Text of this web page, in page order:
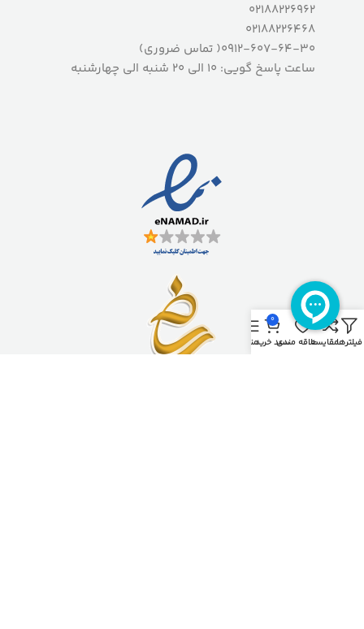
02188226962
02188226468
0912-607-64-30( تماس ضروری)
ساعت پاسخ گویی: 10 الی 20 شنبه الی چهارشنبه
فیلترهامقایسهعلاقه مندی
0
سبد خریدمنو